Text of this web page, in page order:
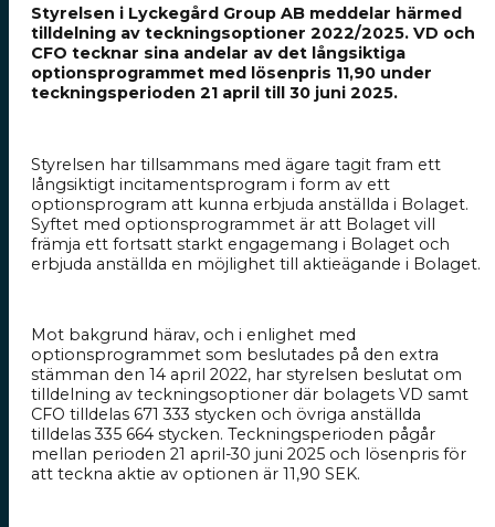
Styrelsen i Lyckegård Group AB meddelar härmed
tilldelning av teckningsoptioner 2022/2025. VD och
CFO tecknar sina andelar av det långsiktiga
optionsprogrammet med lösenpris 11,90 under
teckningsperioden 21 april till 30 juni 2025.
Styrelsen har tillsammans med ägare tagit fram ett
långsiktigt incitamentsprogram i form av ett
optionsprogram att kunna erbjuda anställda i Bolaget.
Syftet med optionsprogrammet är att Bolaget vill
främja ett fortsatt starkt engagemang i Bolaget och
erbjuda anställda en möjlighet till aktieägande i Bolaget.
Mot bakgrund härav, och i enlighet med
optionsprogrammet som beslutades på den extra
stämman den 14 april 2022, har styrelsen beslutat om
tilldelning av teckningsoptioner där bolagets VD samt
CFO tilldelas 671 333 stycken och övriga anställda
tilldelas 335 664 stycken. Teckningsperioden pågår
mellan perioden 21 april-30 juni 2025 och lösenpris för
att teckna aktie av optionen är 11,90 SEK.